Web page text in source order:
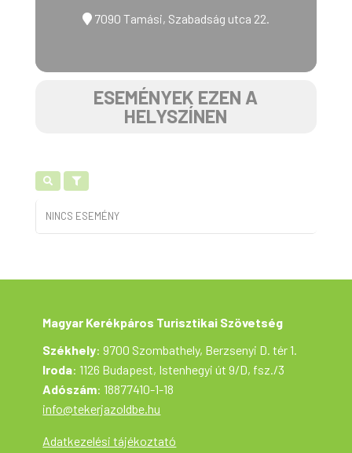
7090 Tamási, Szabadság utca 22.
ESEMÉNYEK EZEN A
HELYSZÍNEN
NINCS ESEMÉNY
Magyar Kerékpáros Turisztikai Szövetség
Székhely: 9700 Szombathely, Berzsenyi D. tér 1.
Iroda: 1126 Budapest, Istenhegyi út 9/D, fsz./3
Adószám: 18877410-1-18
info@tekerjazoldbe.hu
Adatkezelési tájékoztató